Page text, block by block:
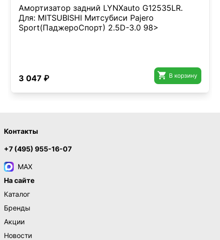
Амортизатор задний LYNXauto G12535LR.
Для: MITSUBISHI Митсубиси Pajero
Sport(ПаджероСпорт) 2.5D-3.0 98>
3 047 ₽  В корзину
Контакты
+7 (495) 955-16-07
MAX
На сайте
Каталог
Бренды
Акции
Новости